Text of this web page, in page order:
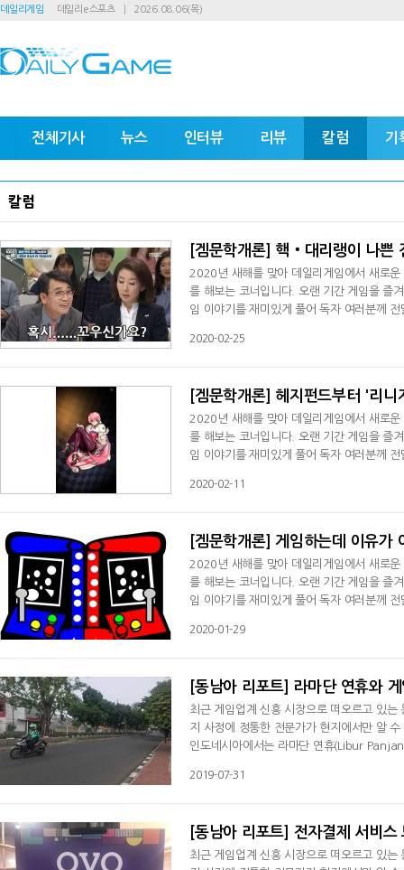
데일리게임 데일리e스포츠 2026.08.06(목)
전체기사 뉴스 인터뷰 리뷰 칼럼 기
칼럼
[겜문학개론] 핵‧대리랭이 나쁜
2020년 새해를 맞아 데일리게임에서 새로
를 해보는 코너입니다. 오랜 기간 게임을 즐
임 이야기를 재미있게 풀어 독자 여러분께
라스의 스킬샷에 화가 나 마우스를 벽에 던
2020-02-25
[겜문학개론] 헤지펀드부터 '리
2020년 새해를 맞아 데일리게임에서 새로
를 해보는 코너입니다. 오랜 기간 게임을 즐
임 이야기를 재미있게 풀어 독자 여러분께
게임의 흥미를 배가시키기도 하지만 확률의
2020-02-11
[겜문학개론] 게임하는데 이유가
2020년 새해를 맞아 데일리게임에서 새로
를 해보는 코너입니다. 오랜 기간 게임을 즐
임 이야기를 재미있게 풀어 독자 여러분께
빠 동창의 제보가 이어졌고 필자는 그때마
2020-01-29
[동남아 리포트] 라마단 연휴와
최근 게임업계 신흥 시장으로 떠오르고 있
지 사정에 정통한 전문가가 현지에서만 알
인도네시아에서는 라마단 연휴(Libur
긴 연휴를 보냈다.라마단은 이슬람력을 기
2019-07-31
[동남아 리포트] 전자결제 서비
최근 게임업계 신흥 시장으로 떠오르고 있